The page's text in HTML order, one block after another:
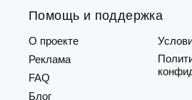
Помощь и поддержка
О проекте
Реклама
FAQ
Блог